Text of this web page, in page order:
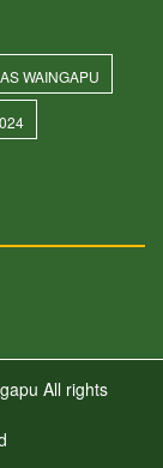
WAINGAPU
All rights